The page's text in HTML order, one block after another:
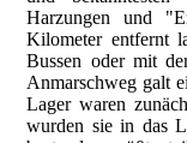
Harzungen und
Kilometer entfernt
Bussen oder mit
Anmarschweg galt
Lager waren
wurden sie in das